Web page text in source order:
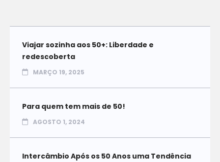
Viajar sozinha aos 50+: Liberdade e
redescoberta
MARÇO 19, 2025
Para quem tem mais de 50!
AGOSTO 1, 2024
Intercâmbio Após os 50 Anos uma Tendência